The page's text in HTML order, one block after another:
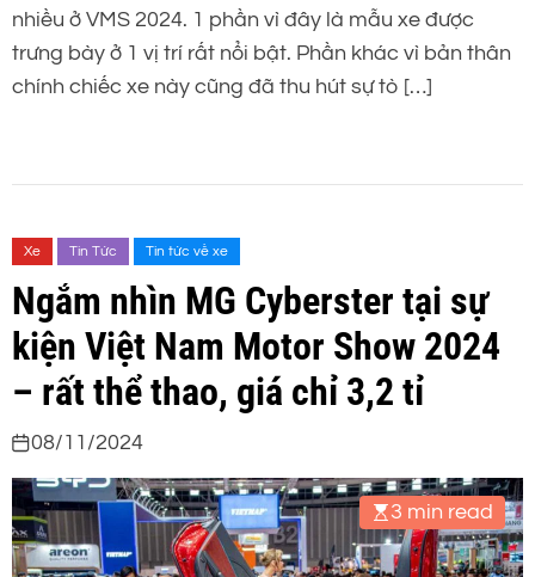
nhiều ở VMS 2024. 1 phần vì đây là mẫu xe được
trưng bày ở 1 vị trí rất nổi bật. Phần khác vì bản thân
chính chiếc xe này cũng đã thu hút sự tò […]
Xe Tin Tức Tin tức về xe
Ngắm nhìn MG Cyberster tại sự
kiện Việt Nam Motor Show 2024
– rất thể thao, giá chỉ 3,2 tỉ
08/11/2024
3 min read